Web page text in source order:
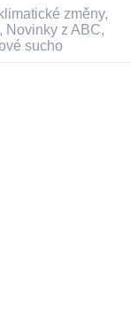
klimatické změny,
, Novinky z ABC,
sucho